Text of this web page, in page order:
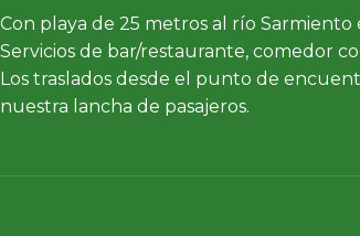
Con playa de 25 metros al río Sarmiento
Servicios de bar/restaurante, comedor
Los traslados desde el punto de
nuestra lancha de pasajeros.